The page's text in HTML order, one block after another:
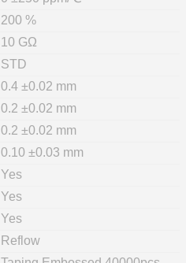
200 %
10 GΩ
STD
0.4 ±0.02 mm
0.2 ±0.02 mm
0.2 ±0.02 mm
0.10 ±0.03 mm
Yes
Yes
Yes
Reflow